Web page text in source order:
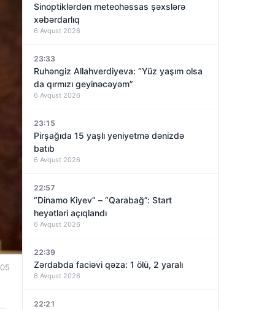
Sinoptiklərdən meteohəssas şəxslərə
xəbərdarlıq
6 Avqust 2026
23:33
Ruhəngiz Allahverdiyeva: “Yüz yaşım olsa
da qırmızı geyinəcəyəm”
6 Avqust 2026
23:15
Pirşağıda 15 yaşlı yeniyetmə dənizdə
batıb
6 Avqust 2026
22:57
“Dinamo Kiyev” – “Qarabağ”: Start
heyətləri açıqlandı
6 Avqust 2026
22:39
Zərdabda faciəvi qəza: 1 ölü, 2 yaralı
6 Avqust 2026
22:21